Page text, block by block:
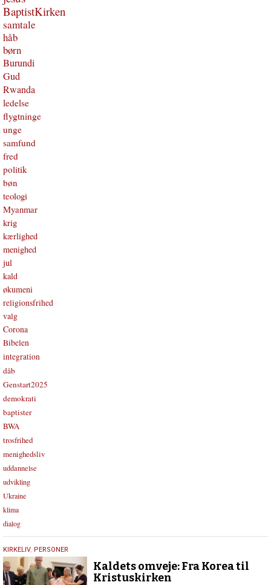
BaptistKirken
samtale
håb
børn
Burundi
Gud
Rwanda
ledelse
flygtninge
unge
samfund
fred
politik
bøn
teologi
Myanmar
krig
kærlighed
menighed
jul
kald
økumeni
religionsfrihed
valg
Corona
Bibelen
integration
dåb
Genstart2025
demokrati
baptister
BWA
trosfrihed
menighedsliv
uddannelse
udvikling
Ukraine
klima
dialog
19.
september
2024
KIRKELIV, PERSONER
Kaldets omveje: Fra Korea til
Kristuskirken